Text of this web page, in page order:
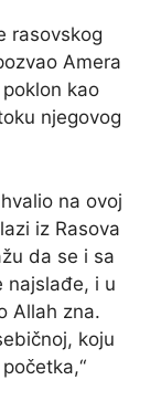
rasovskog
Amera
kao
njegovog
na ovoj
iz Rasova
da se i sa
najslađe, i u
Allah zna.
koju